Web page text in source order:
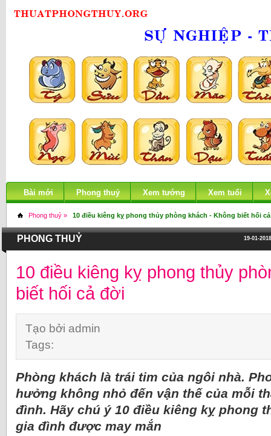
Bài mới Phong thuỷ Xem tướng Xem tuổi
Phong thuỷ » 10 điều kiêng kỵ phong thủy phòng khách - Không biết hối
19-01-
PHONG THUỶ
10 điều kiêng kỵ phong thủy
biết hối cả đời
Tạo bởi admin
Tags:
Phòng khách là trái tim của ngôi nhà.
hưởng không nhỏ đến vận thế của mỗi
đình. Hãy chú ý 10 điều kiêng kỵ phong
gia đình được may mắn